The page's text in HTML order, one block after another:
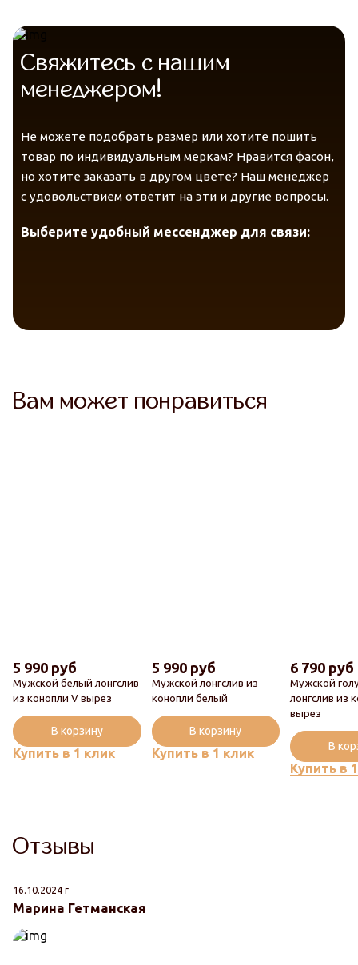
VK Messenger
Max
Messenger
Свяжитесь с нашим
менеджером!
Не можете подобрать размер или хотите пошить
товар по индивидуальным меркам? Нравится фасон,
но хотите заказать в другом цвете? Наш менеджер
с удовольствием ответит на эти и другие вопросы.
Выберите удобный мессенджер для связи:
Вам может понравиться
Мужской белый лонгслив
из конопли V вырез
5 990 руб
Купить в 1 клик
В корзину
Мужской лонгслив из
конопли белый
5 990 руб
Купить в 1 клик
В корзину
Мужской
лонгслив из
вырез
6 790 руб
Купить в
В
Отзывы
16.10.2024 г
Марина Гетманская